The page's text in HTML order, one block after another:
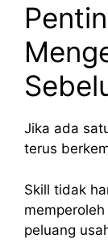
Jika ada
terus
Skill tidak
peluang